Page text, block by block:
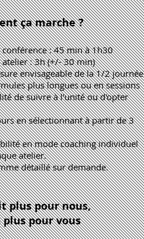
ça marche ?
: 45 min à 1h30
: 3h (+/- 30 min)
envisageable de la 1/2 journée
plus longues ou en sessions
de suivre à l'unité ou d'opter
en sélectionnant à partir de 3
en mode coaching individuel
atelier.
détaillé sur demande.
plus pour nous,
plus pour vous